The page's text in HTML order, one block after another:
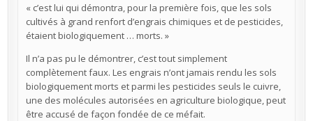
« c’est lui qui démontra, pour la première fois, que les sols
cultivés à grand renfort d’engrais chimiques et de pesticides,
étaient biologiquement … morts. »
Il n’a pas pu le démontrer, c’est tout simplement
complètement faux. Les engrais n’ont jamais rendu les sols
biologiquement morts et parmi les pesticides seuls le cuivre,
une des molécules autorisées en agriculture biologique, peut
être accusé de façon fondée de ce méfait.